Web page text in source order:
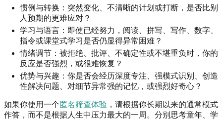
惯例与转换：突然变化、不清晰的计划或打断，是否比别
人预期的更难应对？
学习与语言：即使已经努力，阅读、拼写、写作、数字、
指令或课堂式学习是否仍显得异常困难？
情绪调节：被拒绝、批评、不确定性或不堪重负时，你的
反应是否强烈，或很难恢复？
优势与兴趣：你是否会经历深度专注、强模式识别、创造
性解决问题、对细节异常强的记忆，或强烈好奇心？
如果你使用一个匿名筛查体验 ，请根据你长期以来的通常模式
作答，而不是根据人生中压力最大的一周。分别思考童年、学